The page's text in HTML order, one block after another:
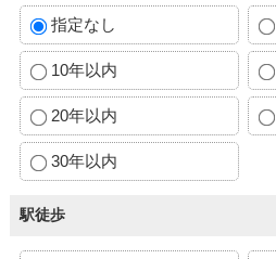
指定なし
10年以内
20年以内
30年以内
駅徒歩